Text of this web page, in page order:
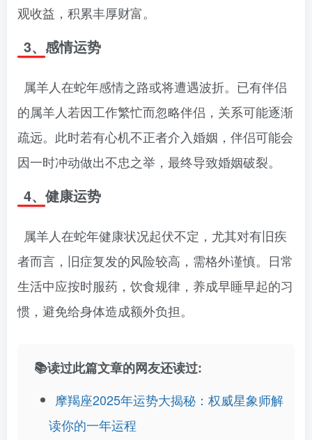
观收益，积累丰厚财富。
3、感情运势
属羊人在蛇年感情之路或将遭遇波折。已有伴侣
的属羊人若因工作繁忙而忽略伴侣，关系可能逐渐
疏远。此时若有心机不正者介入婚姻，伴侣可能会
因一时冲动做出不忠之举，最终导致婚姻破裂。
4、健康运势
属羊人在蛇年健康状况起伏不定，尤其对有旧疾
者而言，旧症复发的风险较高，需格外谨慎。日常
生活中应按时服药，饮食规律，养成早睡早起的习
惯，避免给身体造成额外负担。
📚读过此篇文章的网友还读过:
摩羯座2025年运势大揭秘：权威星象师解
读你的一年运程